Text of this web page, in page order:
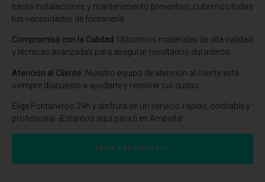
hasta instalaciones y mantenimiento preventivo, cubrimos todas
tus necesidades de fontanería.
Compromiso con la Calidad: Utilizamos materiales de alta calidad
y técnicas avanzadas para asegurar resultados duraderos.
Atención al Cliente: Nuestro equipo de atención al cliente está
siempre dispuesto a ayudarte y resolver tus dudas.
Elige Fontaneros 24h y disfruta de un servicio rápido, confiable y
profesional. ¡Estamos aquí para ti en Ampolla!
PEDIR PRESUPUESTO